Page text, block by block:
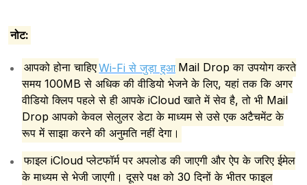
नोट:
आपको होना चाहिएWi-Fi से जुड़ा हुआ Mail Drop का उपयोग करते
समय 100MB से अधिक की वीडियो भेजने के लिए, यहां तक कि अगर
वीडियो क्लिप पहले से ही आपके iCloud खाते में सेव है, तो भी Mail
Drop आपको केवल सेलुलर डेटा के माध्यम से उसे एक अटैचमेंट के
रूप में साझा करने की अनुमति नहीं देगा।
फाइल iCloud प्लेटफॉर्म पर अपलोड की जाएगी और ऐप के जरिए ईमेल
के माध्यम से भेजी जाएगी। दूसरे पक्ष को 30 दिनों के भीतर फाइल